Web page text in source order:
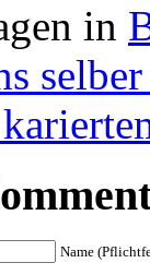
in
Name